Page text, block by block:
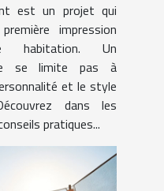
est un projet qui
impression
habitation. Un
se limite pas à
et le style
dans les
pratiques...